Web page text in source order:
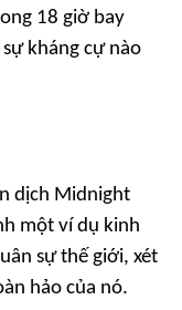
18 giờ bay
kháng cự nào
dịch Midnight
một ví dụ kinh
sự thế giới, xét
hảo của nó.